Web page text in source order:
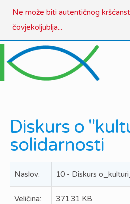
Ne može biti autentičnog
čovjekoljublja...
Diskurs o
solidarnosti
Naslov: 10 - Diskurs
Veličina: 371.31 KB